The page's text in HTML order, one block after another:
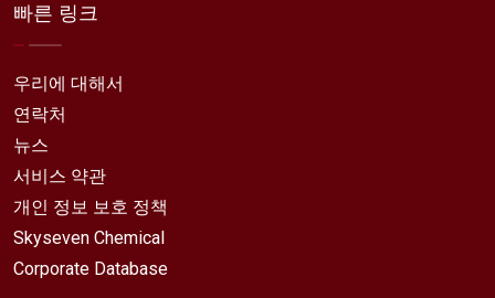
빠른 링크
우리에 대해서
연락처
뉴스
서비스 약관
개인 정보 보호 정책
Skyseven Chemical
Corporate Database